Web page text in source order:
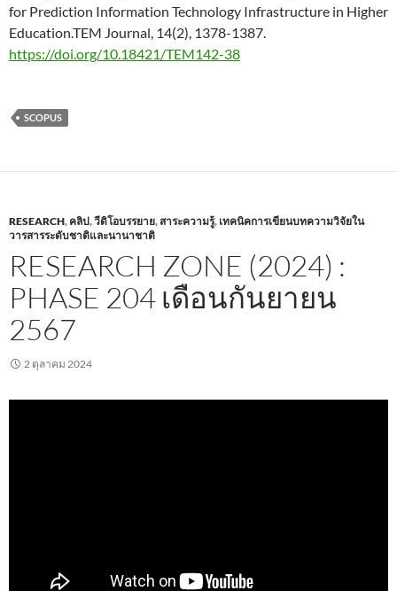
for Prediction Information Technology Infrastructure in Higher
Education.TEM Journal, 14(2), 1378-1387.
https://doi.org/10.18421/TEM142-38
SCOPUS
RESEARCH, คลิป,วีดิโอบรรยาย, สาระความรู้, เทคนิคการเขียนบทความวิจัยใน
วารสารระดับชาติและนานาชาติ
RESEARCH ZONE (2024) :
PHASE 204 เดือนกันยายน
2567
2 ตุลาคม 2024